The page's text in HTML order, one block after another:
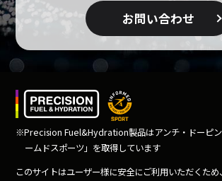
お問い合わせ
※Precision Fuel&Hydration製品はアンチ・ドーピ
ームドスポーツ」を取得しています
このサイトはユーザー様に安全にご利用いただくため